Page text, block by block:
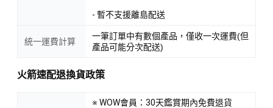
- 暫不支援離島配送
統一運費計算
一筆訂單中有數個產品，僅收一次運費(但
產品可能分次配送)
火箭速配退換貨政策
※ WOW會員：30天鑑賞期內免費退貨